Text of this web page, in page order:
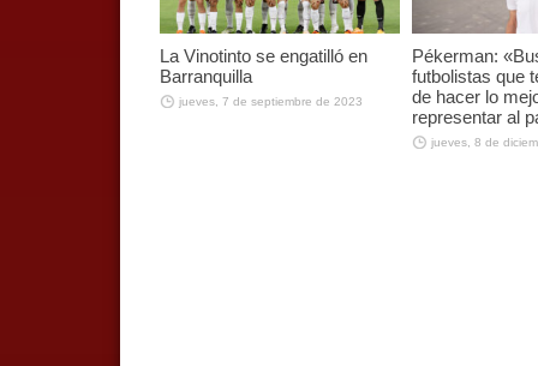
La Vinotinto se engatilló en
Barranquilla
jueves, 7 de septiembre de 2023
Pékerman:
futbolistas que
de hacer lo
representar al
jueves, 8 de